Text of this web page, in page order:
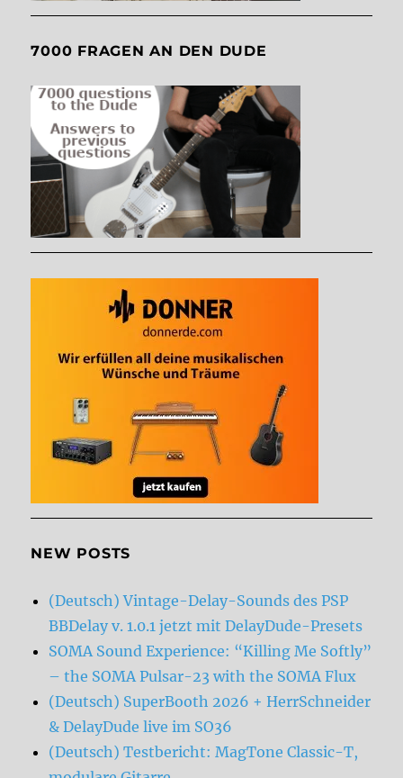
7000 FRAGEN AN DEN DUDE
NEW POSTS
(Deutsch) Vintage-Delay-Sounds des PSP
BBDelay v. 1.0.1 jetzt mit DelayDude-Presets
SOMA Sound Experience: “Killing Me Softly”
– the SOMA Pulsar-23 with the SOMA Flux
(Deutsch) SuperBooth 2026 + HerrSchneider
& DelayDude live im SO36
(Deutsch) Testbericht: MagTone Classic-T,